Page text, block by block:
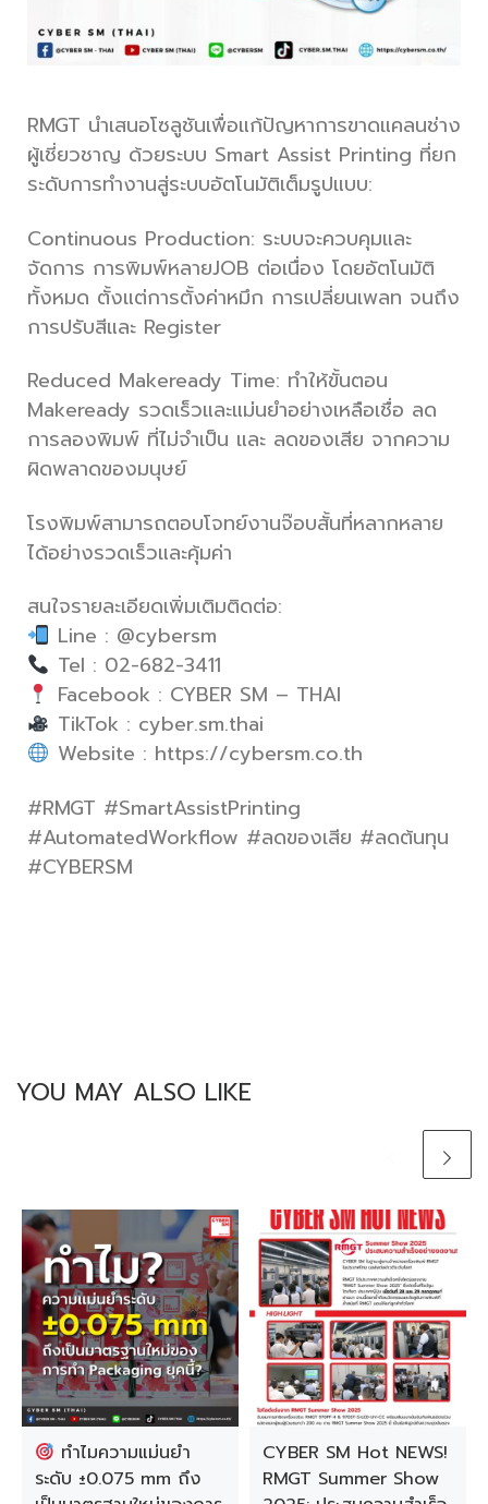
RMGT นำเสนอโซลูชันเพื่อแก้ปัญหาการขาดแคลนช่าง
ผู้เชี่ยวชาญ ด้วยระบบ Smart Assist Printing ที่ยก
ระดับการทำงานสู่ระบบอัตโนมัติเต็มรูปแบบ:
Continuous Production: ระบบจะควบคุมและ
จัดการ การพิมพ์หลายJOB ต่อเนื่อง โดยอัตโนมัติ
ทั้งหมด ตั้งแต่การตั้งค่าหมึก การเปลี่ยนเพลท จนถึง
การปรับสีและ Register
Reduced Makeready Time: ทำให้ขั้นตอน
Makeready รวดเร็วและแม่นยำอย่างเหลือเชื่อ ลด
การลองพิมพ์ ที่ไม่จำเป็น และ ลดของเสีย จากความ
ผิดพลาดของมนุษย์
โรงพิมพ์สามารถตอบโจทย์งานจ๊อบสั้นที่หลากหลาย
ได้อย่างรวดเร็วและคุ้มค่า
สนใจรายละเอียดเพิ่มเติมติดต่อ:
Line : @cybersm
Tel : 02-682-3411
Facebook : CYBER SM – THAI
TikTok : cyber.sm.thai
Website : https://cybersm.co.th
#RMGT #SmartAssistPrinting
#AutomatedWorkflow #ลดของเสีย #ลดต้นทุน
#CYBERSM
YOU MAY ALSO LIKE
ทำไมความแม่นยำ
ระดับ ±0.075 mm ถึง
CYBER SM Hot NEWS!
RMGT Summer Show